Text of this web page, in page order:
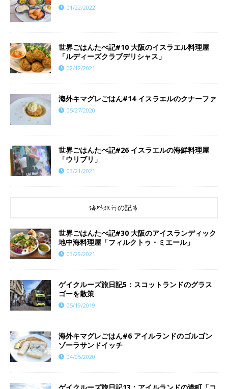
01/22/2022
世界ごはんたべ記#10 大阪のイスラエル料理屋
「ルディーズクラブデリシャス」
02/12/2021
海外キマグレごはん#14 イスラエルのクナーファ
05/27/2020
世界ごはんたべ記#26 イスラエルの海鮮料理屋
「ウリブリ」
03/21/2021
海外旅行の記事
世界ごはんたべ記#30 大阪のアイスランディック
地中海料理屋「フィルクトゥ・ミエール」
03/29/2021
ゲイクルーズ旅日記5：スコットランドのグラス
ゴーを散策
05/19/2019
海外キマグレごはん#6 アイルランドのゴルゴン
ゾーラサンドイッチ
04/05/2020